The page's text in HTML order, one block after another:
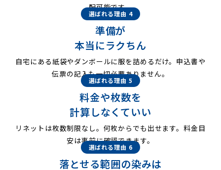
配可能です。
選ばれる理由 4
準備が
本当にラクちん
自宅にある紙袋やダンボールに服を詰めるだけ。申込書や
伝票の記入も一切必要ありません。
選ばれる理由 5
料金や枚数を
計算しなくていい
リネットは枚数制限なし。何枚からでも出せます。料金目
安は事前に確認できます。
選ばれる理由 6
落とせる範囲の染みは